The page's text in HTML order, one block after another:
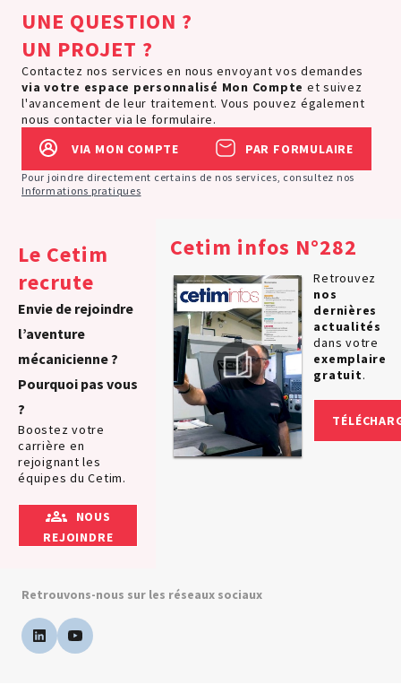
UNE QUESTION ?
UN PROJET ?
Contactez nos services en nous envoyant vos demandes
via votre espace personnalisé Mon Compte et suivez
l'avancement de leur traitement. Vous pouvez également
nous contacter via le formulaire.
VIA MON COMPTE
PAR FORMULAIRE
Pour joindre directement certains de nos services, consultez nos
Informations pratiques
Cetim infos N°282
Retrouvez
nos
dernières
actualités
dans votre
exemplaire
gratuit.
Le Cetim
recrute
Envie de rejoindre
l’aventure
mécanicienne ?
Pourquoi pas vous
?
Boostez votre
carrière en
rejoignant les
équipes du Cetim.
NOUS
REJOINDRE
Retrouvons-nous sur les réseaux sociaux